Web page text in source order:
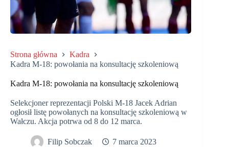
Strona główna
Kadra
Kadra M-18: powołania na konsultację szkoleniową
Kadra M-18: powołania na konsultację szkoleniową
Selekcjoner reprezentacji Polski M-18 Jacek Adrian
ogłosił listę powołanych na konsultację szkoleniową w
Wałczu. Akcja potrwa od 8 do 12 marca.
Filip Sobczak
7 marca 2023